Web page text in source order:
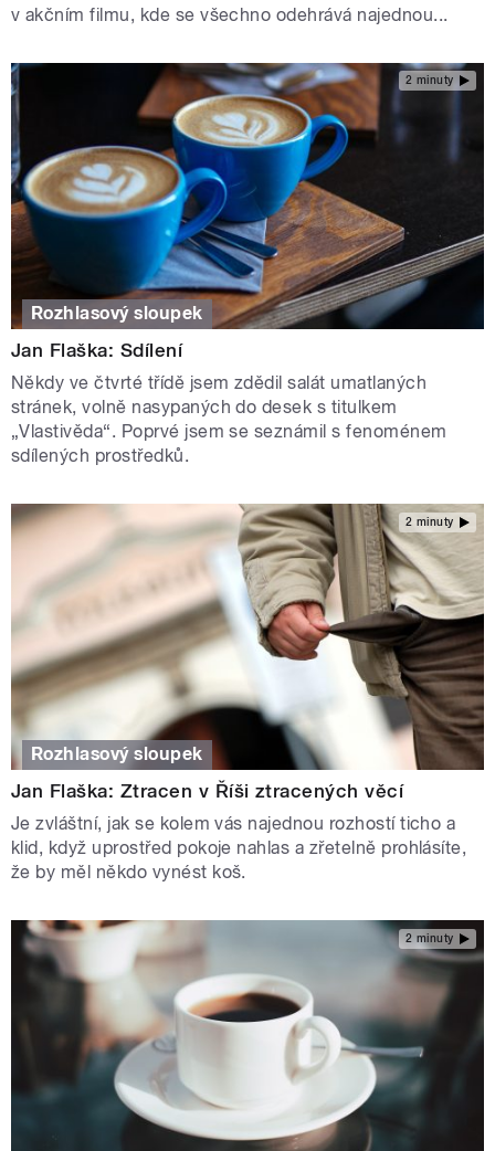
v akčním filmu, kde se všechno odehrává najednou...
2 minuty
Rozhlasový sloupek
Jan Flaška: Sdílení
Někdy ve čtvrté třídě jsem zdědil salát umatlaných
stránek, volně nasypaných do desek s titulkem
„Vlastivěda“. Poprvé jsem se seznámil s fenoménem
sdílených prostředků.
2 minuty
Rozhlasový sloupek
Jan Flaška: Ztracen v Říši ztracených věcí
Je zvláštní, jak se kolem vás najednou rozhostí ticho a
klid, když uprostřed pokoje nahlas a zřetelně prohlásíte,
že by měl někdo vynést koš.
2 minuty